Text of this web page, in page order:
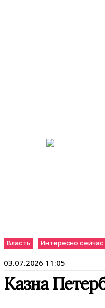
Власть Интересно сейчас
03.07.2026 11:05
Казна